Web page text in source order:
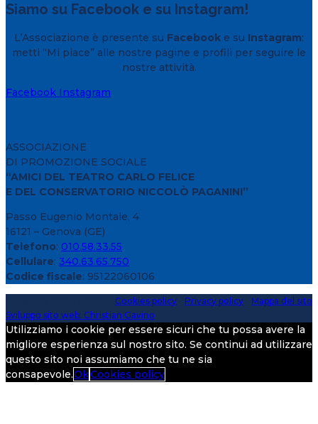
Siamo su Facebook e su Instagram!
L’Associazione è presente su Facebook e su Instagram:
metti “Mi piace” alle nostre pagine e profili per seguire le
nostre attività.
Facebook Instagram
ASSOCIAZIONE
DI PROMOZIONE SOCIALE
“AMICI DEL TEATRO CARLO FELICE
E DEL CONSERVATORIO NICCOLÒ PAGANINI”
Passo Eugenio Montale, 4
16121 – Genova (GE)
Telefono: 010.58.33.55
Cellulare: 340.63.65.750
Codice fiscale: 95122060106
Cookies policy Privacy policy
Mappa del sito
Sviluppo sito web: Christian Gavino
Utilizziamo i cookie per essere sicuri che tu possa avere la
migliore esperienza sul nostro sito. Se continui ad utilizzare
questo sito noi assumiamo che tu ne sia
consapevole.OkCookies policy